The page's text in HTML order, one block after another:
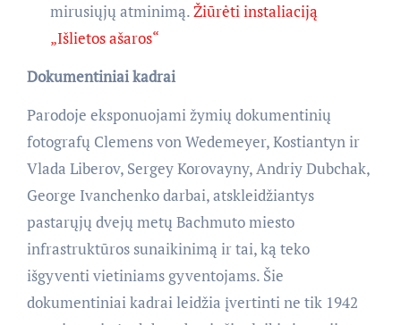
mirusiųjų atminimą.Žiūrėti instaliaciją
„Išlietos ašaros“
Dokumentiniai kadrai
Parodoje eksponuojami žymių dokumentinių
fotografų Clemens von Wedemeyer, Kostiantyn ir
Vlada Liberov, Sergey Korovayny, Andriy Dubchak,
George Ivanchenko darbai, atskleidžiantys
pastarųjų dvejų metų Bachmuto miesto
infrastruktūros sunaikinimą ir tai, ką teko
išgyventi vietiniams gyventojams. Šie
dokumentiniai kadrai leidžia įvertinti ne tik 1942